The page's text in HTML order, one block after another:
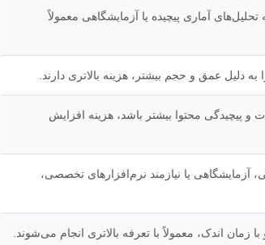
تحلیل‌های آماری پیچیده یا آزمایشگاهی معمولاً
به دلیل عمق و حجم بیشتر، هزینه بالاتری دارند.
و پیچیدگی محتوا بیشتر باشد، هزینه افزایش
آزمایشگاهی یا نیازمند نرم‌افزارهای تخصصی،
زمان اندک، معمولاً با تعرفه بالاتری انجام می‌شوند.